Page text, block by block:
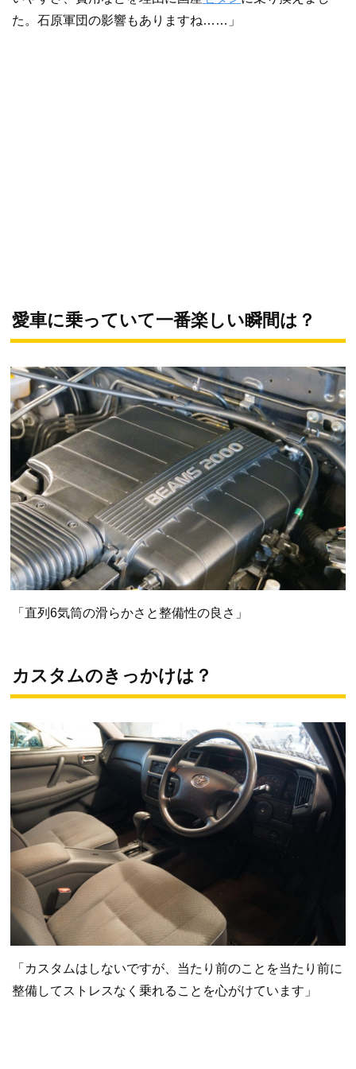
た。石原軍団の影響もありますね……」
愛車に乗っていて一番楽しい瞬間は？
「直列6気筒の滑らかさと整備性の良さ」
カスタムのきっかけは？
「カスタムはしないですが、当たり前のことを当たり前に
整備してストレスなく乗れることを心がけています」